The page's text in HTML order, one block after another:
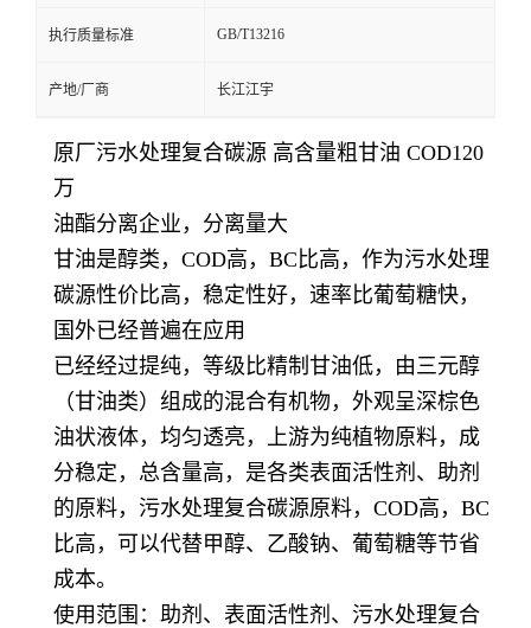
执行质量标准 GB/T13216
产地/厂商 长江江宇
原厂污水处理复合碳源 高含量粗甘油 COD120
万
油酯分离企业，分离量大
甘油是醇类，COD高，BC比高，作为污水处理
碳源性价比高，稳定性好，速率比葡萄糖快，
国外已经普遍在应用
已经经过提纯，等级比精制甘油低，由三元醇
（甘油类）组成的混合有机物，外观呈深棕色
油状液体，均匀透亮，上游为纯植物原料，成
分稳定，总含量高，是各类表面活性剂、助剂
的原料，污水处理复合碳源原料，COD高，BC
比高，可以代替甲醇、乙酸钠、葡萄糖等节省
成本。
使用范围：助剂、表面活性剂、污水处理复合